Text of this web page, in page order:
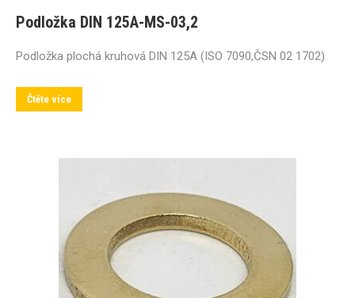
Podložka DIN 125A-MS-03,2
Podložka plochá kruhová DIN 125A (ISO 7090,ČSN 02 1702)
Čtěte více